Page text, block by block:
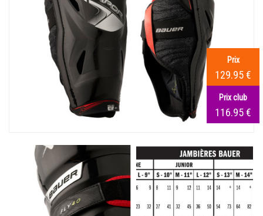
Prix
129.95 €
Prix club
116.95 €